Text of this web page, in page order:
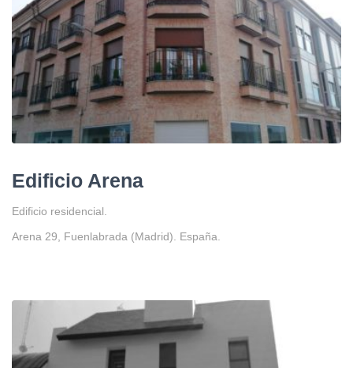
Edificio Arena
Edificio residencial.
Arena 29, Fuenlabrada (Madrid). España.